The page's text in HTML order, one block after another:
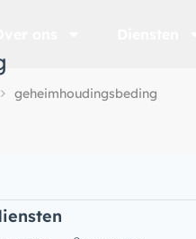
geheimhoudingsbeding